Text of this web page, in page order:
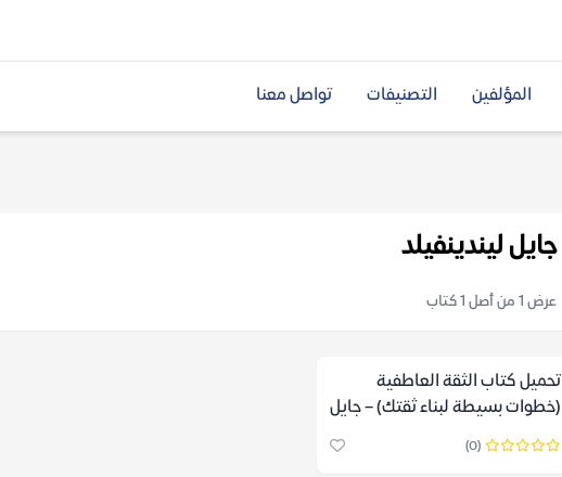
المؤلفين التصنيفات تواصل معنا
جايل ليندينفيلد
عرض 1 من أصل 1 كتاب
تحميل كتاب الثقة العاطفية
(خطوات بسيطة لبناء ثقتك) – جايل
ليندينفيلد
(0)